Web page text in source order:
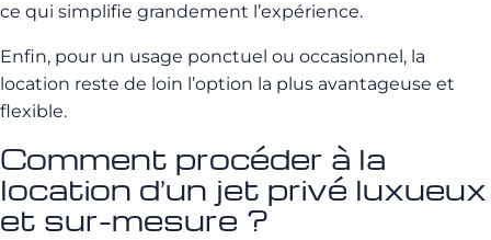
ce qui simplifie grandement l’expérience.
Enfin, pour un usage ponctuel ou occasionnel, la
location reste de loin l’option la plus avantageuse et
flexible.
Comment procéder à la
location d’un jet privé luxueux
et sur-mesure ?